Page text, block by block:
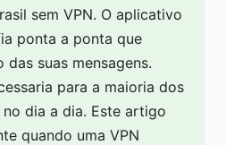
sem VPN. O aplicativo
ponta a ponta que
suas mensagens.
para a maioria dos
dia a dia. Este artigo
quando uma VPN